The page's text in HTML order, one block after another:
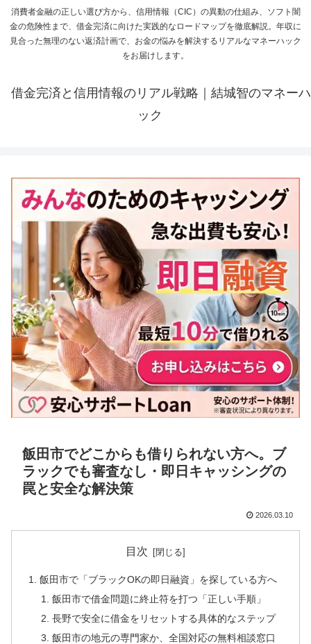
消費者金融の正しい選び方から、信用情報（CIC）の異動の仕組み、ソフト闇
金の危険性まで、借金完済に向けた実践的なロードマップを徹底解説。年収に
見合った無理のない返済計画で、お金の悩みを解決するリアルなマネーハック
をお届けします。
借金完済と信用情報のリアル戦略｜結城智のマネーハ
ック
飯田市でどこからも借りられない方へ。ブ
ラックでも審査なし・即日キャッシングの
罠と安全な解決策
2026.03.10
目次
飯田市で「ブラックOKの即日融資」を探している方へ
飯田市で借金問題に終止符を打つ「正しい手順」
長野で安全に借金をリセットする具体的なステップ
飯田市の地元の専門家か、全国対応の無料相談窓口